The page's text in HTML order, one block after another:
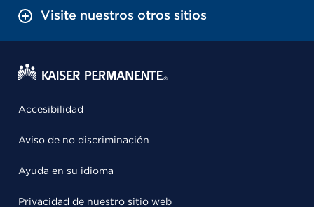
Visite nuestros otros sitios
Accesibilidad
Aviso de no discriminación
Ayuda en su idioma
Privacidad de nuestro sitio web